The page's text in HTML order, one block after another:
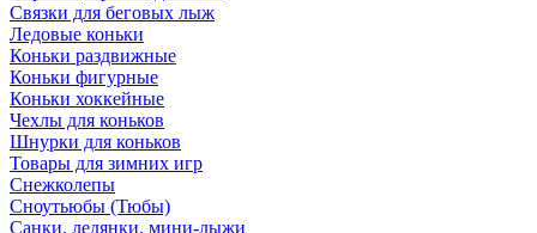
Связки для беговых лыж
Ледовые коньки
Коньки раздвижные
Коньки фигурные
Коньки хоккейные
Чехлы для коньков
Шнурки для коньков
Товары для зимних игр
Снежколепы
Сноутьюбы (Тюбы)
Санки, ледянки, мини-лыжи